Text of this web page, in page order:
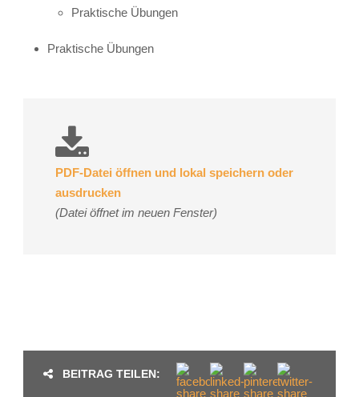
Praktische Übungen
Praktische Übungen
PDF-Datei öffnen und lokal speichern oder
ausdrucken
(Datei öffnet im neuen Fenster)
BEITRAG TEILEN: